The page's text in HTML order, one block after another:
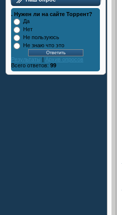
. Нужен ли на сайте Торрент?
Да
Нет
Не пользуюсь
Не знаю что это
Результаты | Архив опросов
Всего ответов: 99